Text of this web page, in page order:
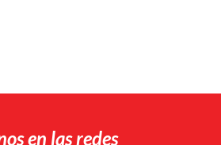
en las redes